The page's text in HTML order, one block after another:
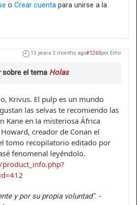
o Crear cuenta para unirse a la
13 years 3 months ago#1265por Eihir
sobre el tema Holas
Krivus. El pulp es un mundo
las selvas te recomiendo las
Kane en la misteriosa África
creador de Conan el
tomo recopilatorio editado por
fenomenal leyéndolo.
y por su propia voluntad". -